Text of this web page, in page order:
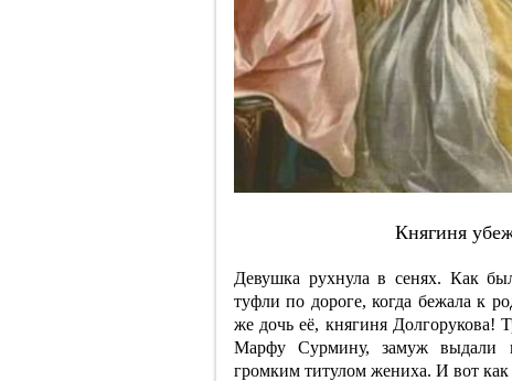
Княгиня
Девушка рухнула в сенях. Как
туфли по дороге, когда бежала к
же дочь её, княгиня Долгорукова!
Марфу Сурмину, замуж выдали
громким титулом жениха. И вот